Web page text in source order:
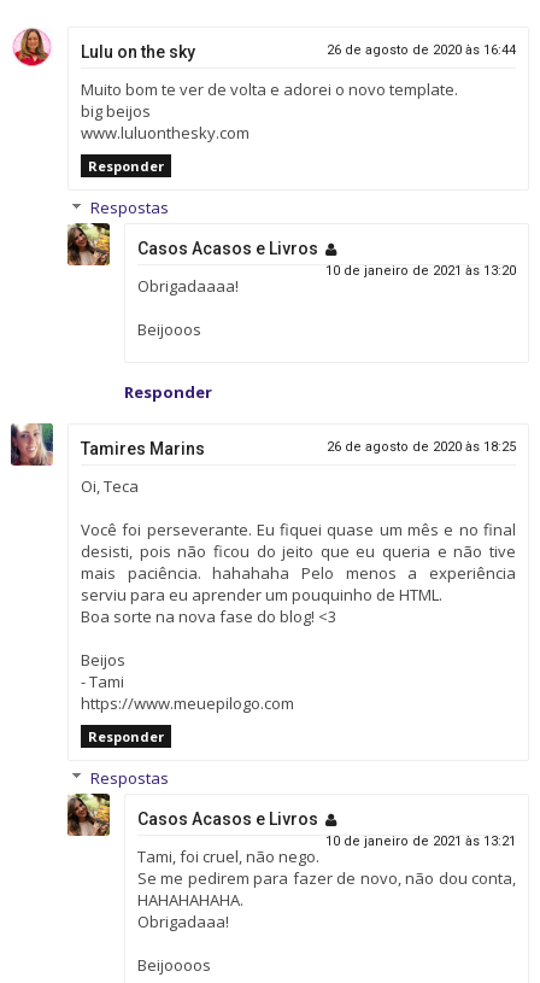
Lulu on the sky 26 de agosto de 2020 às 16:44
Muito bom te ver de volta e adorei o novo template.
big beijos
www.luluonthesky.com
Responder
Respostas
Casos Acasos e Livros
10 de janeiro de 2021 às 13:20
Obrigadaaaa!
Beijooos
Responder
Tamires Marins 26 de agosto de 2020 às 18:25
Oi, Teca
Você foi perseverante. Eu fiquei quase um mês e no final
desisti, pois não ficou do jeito que eu queria e não tive
mais paciência. hahahaha Pelo menos a experiência
serviu para eu aprender um pouquinho de HTML.
Boa sorte na nova fase do blog! <3
Beijos
- Tami
https://www.meuepilogo.com
Responder
Respostas
Casos Acasos e Livros
10 de janeiro de 2021 às 13:21
Tami, foi cruel, não nego.
Se me pedirem para fazer de novo, não dou conta,
HAHAHAHAHA.
Obrigadaaa!
Beijoooos